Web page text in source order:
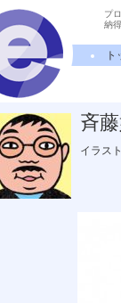
プ
納
斉
イラス